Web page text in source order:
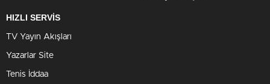
HIZLI SERVİS
TV Yayın Akışları
Yazarlar Site
Tenis İddaa